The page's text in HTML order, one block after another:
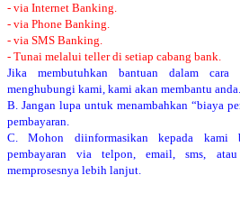
- via Internet Banking.
- via Phone Banking.
- via SMS Banking.
- Tunai melalui teller di setiap cabang bank.
Jika membutuhkan bantuan dalam cara
menghubungi kami, kami akan membantu anda.
B. Jangan lupa untuk menambahkan “biaya
pembayaran.
C. Mohon diinformasikan kepada kami
pembayaran via telpon, email, sms,
memprosesnya lebih lanjut.